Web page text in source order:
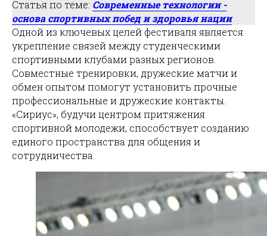
Статья по теме: Современные технологии -
основа спортивных побед и здоровья нации
Одной из ключевых целей фестиваля является
укрепление связей между студенческими
спортивными клубами разных регионов.
Совместные тренировки, дружеские матчи и
обмен опытом помогут установить прочные
профессиональные и дружеские контакты.
«Сириус», будучи центром притяжения
спортивной молодежи, способствует созданию
единого пространства для общения и
сотрудничества.